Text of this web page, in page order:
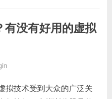
有没有好用的虚拟
拟技术受到大众的广泛关